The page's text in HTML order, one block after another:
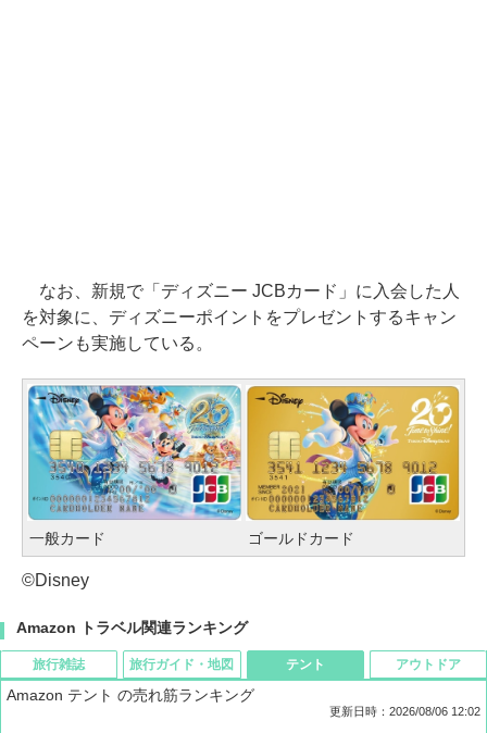
なお、新規で「ディズニー JCBカード」に入会した人
を対象に、ディズニーポイントをプレゼントするキャン
ペーンも実施している。
一般カード ゴールドカード
©Disney
Amazon トラベル関連ランキング
旅行雑誌 旅行ガイド・地図 テント
Amazon テント の売れ筋ランキング
更新日時：2026/08/06 12:02
アウトドア